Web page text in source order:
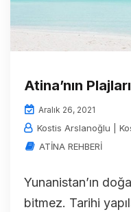
Atina’nın Plajları
Aralık 26, 2021
Kostis Arslanoğlu |
ATİNA REHBERİ
Yunanistan’ın
bitmez. Tarihi